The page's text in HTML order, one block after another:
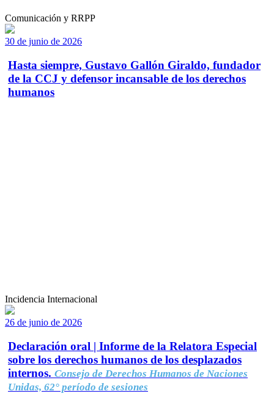
Comunicación y RRPP
30 de junio de 2026
Hasta siempre, Gustavo Gallón Giraldo, fundador
de la CCJ y defensor incansable de los derechos
humanos
Incidencia Internacional
26 de junio de 2026
Declaración oral | Informe de la Relatora Especial
sobre los derechos humanos de los desplazados
internos. Consejo de Derechos Humanos de Naciones
Unidas, 62° período de sesiones